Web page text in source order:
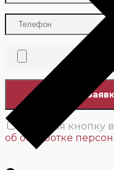
Нажимая кнопку
об обработке